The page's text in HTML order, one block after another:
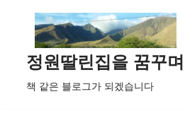
정원딸린집을 꿈꾸며
책 같은 블로그가 되겠습니다